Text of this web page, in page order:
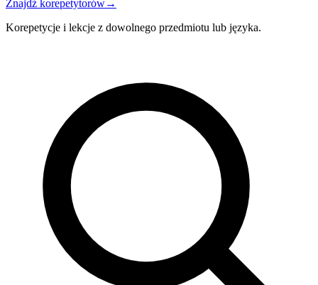
Znajdź korepetytorów→
Korepetycje i lekcje z dowolnego przedmiotu lub języka.